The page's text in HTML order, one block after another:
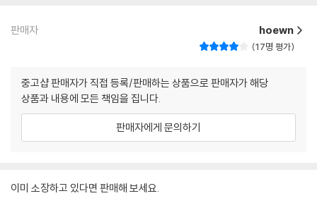
판매자 hoewn
17명 평가
중고샵 판매자가 직접 등록/판매하는 상품으로 판매자가 해당
상품과 내용에 모든 책임을 집니다.
판매자에게 문의하기
이미 소장하고 있다면 판매해 보세요.